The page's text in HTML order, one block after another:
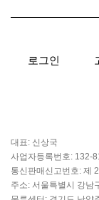
로그인
대표: 신상국
사업자등록번호: 132-
통신판매신고번호: 제
주소: 서울특별시 강남